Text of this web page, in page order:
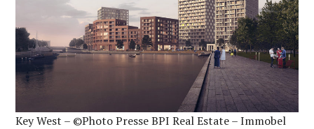
Key West – ©Photo Presse BPI Real Estate – Immobel